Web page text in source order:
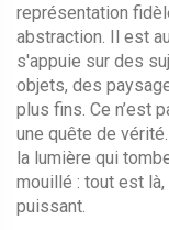
représentation
abstraction. Il est
s'appuie sur des
objets, des
plus fins. Ce n’est
une quête de
la lumière qui
mouillé : tout est
puissant.